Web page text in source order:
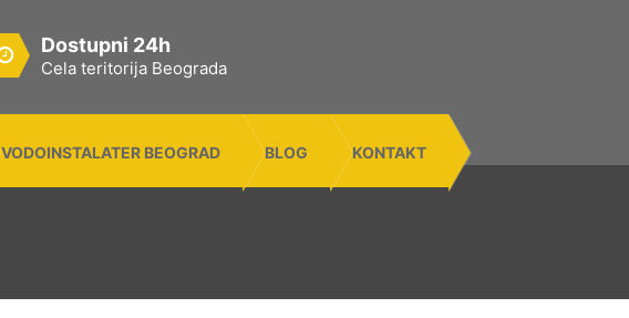
Dostupni 24h
Cela teritorija Beograda
VODOINSTALATER BEOGRAD BLOG KONTAKT